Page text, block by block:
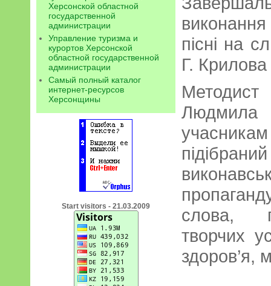
Херсонской областной
государственной
администрации
Управление туризма и
курортов Херсонской
областной государственной
администрации
Самый полный каталог
интернет-ресурсов
Херсонщины
Start visitors - 21.03.2009
виконання
пісні на
Г.
Людмила
слова,
творчих
здоров’я,